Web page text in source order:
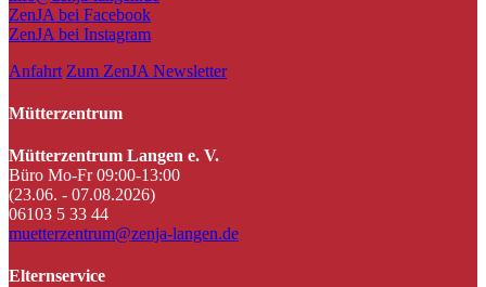
ZenJA bei Facebook
ZenJA bei Instagram
Anfahrt Zum ZenJA Newsletter
Mütterzentrum
Mütterzentrum Langen e. V.
Büro Mo-Fr 09:00-13:00
(23.06. - 07.08.2026)
06103 5 33 44
muetterzentrum@zenja-langen.de
Elternservice